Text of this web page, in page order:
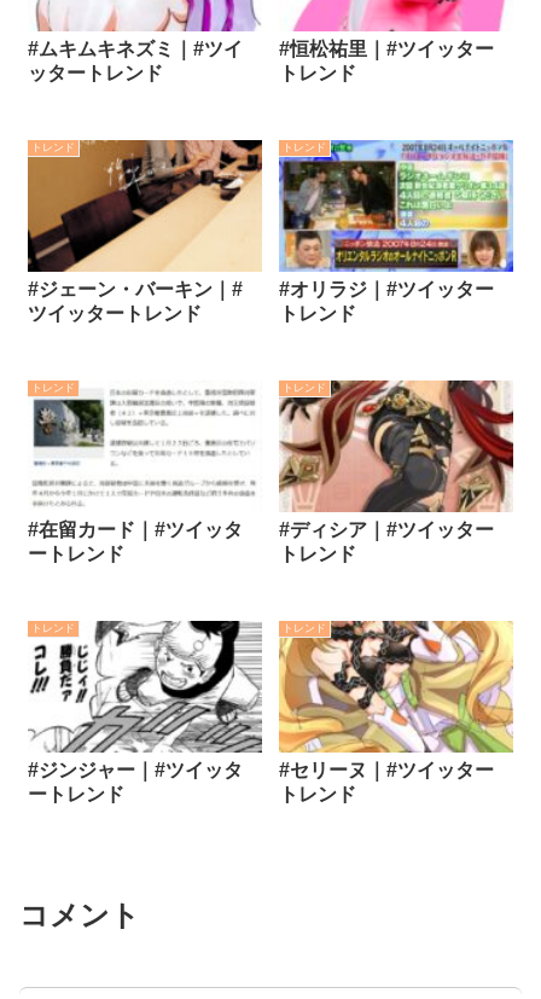
#ムキムキネズミ｜#ツイ
ッタートレンド
#恒松祐里｜#ツイッター
トレンド
トレンド
#ジェーン・バーキン｜#
ツイッタートレンド
トレンド
#オリラジ｜#ツイッター
トレンド
トレンド
#在留カード｜#ツイッタ
ートレンド
トレンド
#ディシア｜#ツイッター
トレンド
トレンド
#ジンジャー｜#ツイッタ
ートレンド
トレンド
#セリーヌ｜#ツイッター
トレンド
コメント